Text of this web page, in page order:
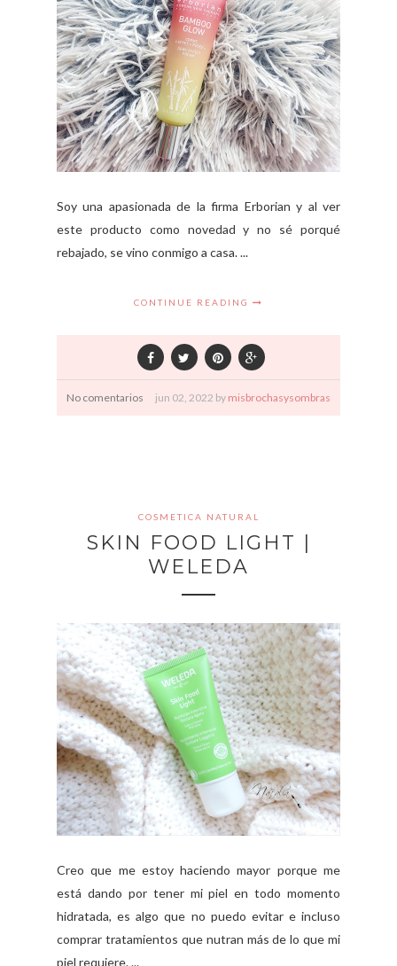
Soy una apasionada de la firma Erborian y al ver
este producto como novedad y no sé porqué
rebajado, se vino conmigo a casa. ...
CONTINUE READING
No comentarios jun 02, 2022 by misbrochasysombras
COSMETICA NATURAL
SKIN FOOD LIGHT |
WELEDA
Creo que me estoy haciendo mayor porque me
está dando por tener mi piel en todo momento
hidratada, es algo que no puedo evitar e incluso
comprar tratamientos que nutran más de lo que mi
piel requiere. ...